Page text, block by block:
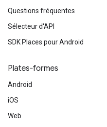
Questions fréquentes
Sélecteur d'API
SDK Places pour Android
Plates-formes
Android
iOS
Web